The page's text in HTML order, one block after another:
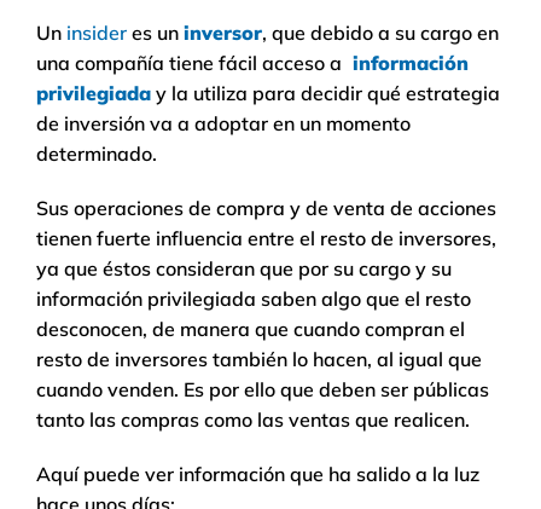
Un insider es un inversor, que debido a su cargo en
una compañía tiene fácil acceso a información
privilegiada y la utiliza para decidir qué estrategia
de inversión va a adoptar en un momento
determinado.
Sus operaciones de compra y de venta de acciones
tienen fuerte influencia entre el resto de inversores,
ya que éstos consideran que por su cargo y su
información privilegiada saben algo que el resto
desconocen, de manera que cuando compran el
resto de inversores también lo hacen, al igual que
cuando venden. Es por ello que deben ser públicas
tanto las compras como las ventas que realicen.
Aquí puede ver información que ha salido a la luz